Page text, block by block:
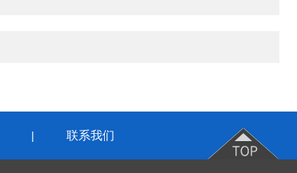
| 联系我们